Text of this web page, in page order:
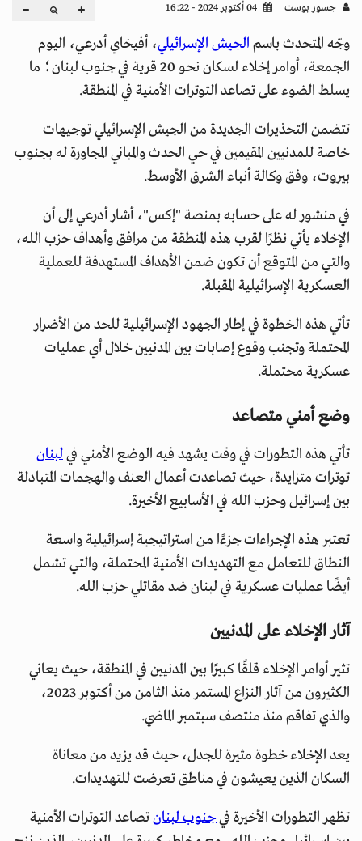
جسور بوست
وجّه المتحدث باسمالجيش الإسرائيلي، أفيخاي أدرعي، اليوم
الجمعة، أوامر إخلاء لسكان نحو 20 قرية في جنوب لبنان؛ ما
يسلط الضوء على تصاعد التوترات الأمنية في المنطقة.
تتضمن التحذيرات الجديدة من الجيش الإسرائيلي توجيهات
خاصة للمدنيين المقيمين في حي الحدث والمباني المجاورة له بجنوب
بيروت، وفق وكالة أنباء الشرق الأوسط.
في منشور له على حسابه بمنصة "إكس"، أشار أدرعي إلى أن
الإخلاء يأتي نظرًا لقرب هذه المنطقة من مرافق وأهداف حزب الله،
والتي من المتوقع أن تكون ضمن الأهداف المستهدفة للعملية
العسكرية الإسرائيلية المقبلة.
تأتي هذه الخطوة في إطار الجهود الإسرائيلية للحد من الأضرار
المحتملة وتجنب وقوع إصابات بين المدنيين خلال أي عمليات
عسكرية محتملة.
وضع أمني متصاعد
تأتي هذه التطورات في وقت يشهد فيه الوضع الأمني فيلبنان
توترات متزايدة، حيث تصاعدت أعمال العنف والهجمات المتبادلة
بين إسرائيل وحزب الله في الأسابيع الأخيرة.
تعتبر هذه الإجراءات جزءًا من استراتيجية إسرائيلية واسعة
النطاق للتعامل مع التهديدات الأمنية المحتملة، والتي تشمل
أيضًا عمليات عسكرية في لبنان ضد مقاتلي حزب الله.
آثار الإخلاء على المدنيين
تثير أوامر الإخلاء قلقًا كبيرًا بين المدنيين في المنطقة، حيث يعاني
الكثيرون من آثار النزاع المستمر منذ الثامن من أكتوبر 2023،
والذي تفاقم منذ منتصف سبتمبر الماضي.
يعد الإخلاء خطوة مثيرة للجدل، حيث قد يزيد من معاناة
السكان الذين يعيشون في مناطق تعرضت للتهديدات.
تظهر التطورات الأخيرة فيجنوب لبنانتصاعد التوترات الأمنية